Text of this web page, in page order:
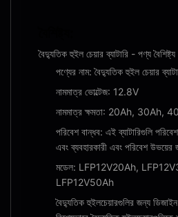
বৈদ্যুতিক হুইল চেয়ার ব্যাটারি - পণ্য বৈশিষ্ট্য
পণ্যের নাম: বৈদ্যুতিক হুইল চেয়ার
নামমাত্র ভোল্টেজ: 12.8V
নামমাত্র ক্ষমতা: 20Ah, 30Ah,
পরিবেশ বান্ধব: এই ব্যাটারিগুলি
এবং ব্যবহারকারী এবং পরিবেশ উভয়ের
মডেল: LFP12V20Ah,
LFP12V50Ah
বৈদ্যুতিক হুইলচেয়ারগুলির জন্য